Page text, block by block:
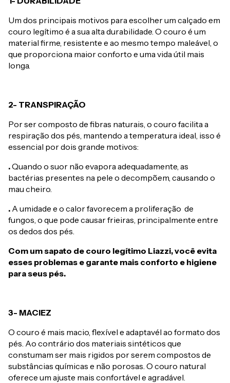
Um dos principais motivos para escolher um calçado em
couro legítimo é a sua alta durabilidade. O couro é um
material firme, resistente e ao mesmo tempo maleável, o
que proporciona maior conforto e uma vida útil mais
longa.
2- TRANSPIRAÇÃO
Por ser composto de fibras naturais, o couro facilita a
respiração dos pés, mantendo a temperatura ideal, isso é
essencial por dois grande motivos:
.Quando o suor não evapora adequadamente, as
bactérias presentes na pele o decompõem, causando o
mau cheiro.
. A umidade e o calor favorecem a proliferação de
fungos, o que pode causar frieiras, principalmente entre
os dedos dos pés.
Com um sapato de couro legítimo Liazzi, você evita
esses problemas e garante mais conforto e higiene
para seus pés.
3- MACIEZ
O couro é mais macio, flexível e adaptavél ao formato dos
pés. Ao contrário dos materiais sintéticos que
constumam ser mais rigidos por serem compostos de
substâncias químicas e não porosas. O couro natural
oferece um ajuste mais confortável e agradável.